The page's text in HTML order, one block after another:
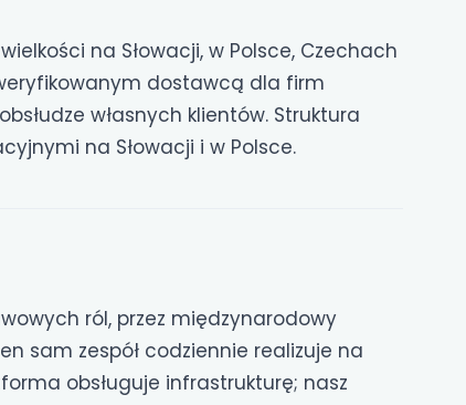
na Słowacji, w Polsce, Czechach
dostawcą dla firm
własnych klientów. Struktura
na Słowacji i w Polsce.
ról, przez międzynarodowy
sam zespół codziennie realizuje na
obsługuje infrastrukturę; nasz